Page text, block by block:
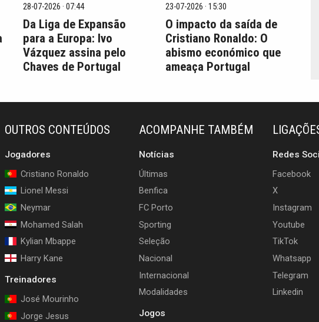
28-07-2026 · 07:44
Da Liga de Expansão
para a Europa: Ivo
Vázquez assina pelo
Chaves de Portugal
23-07-2026 · 15:30
O impacto da saída de
Cristiano Ronaldo: O
abismo económico que
ameaça Portugal
OUTROS CONTEÚDOS
Jogadores
Cristiano Ronaldo
Lionel Messi
Neymar
Mohamed Salah
Kylian Mbappe
Harry Kane
Treinadores
José Mourinho
Jorge Jesus
ACOMPANHE TAMBÉM
Notícias
Últimas
Benfica
FC Porto
Sporting
Seleção
Nacional
Internacional
Modalidades
Jogos
Redes
Facebook
X
Instagram
Youtube
TikTok
Whatsapp
Telegram
Linkedin